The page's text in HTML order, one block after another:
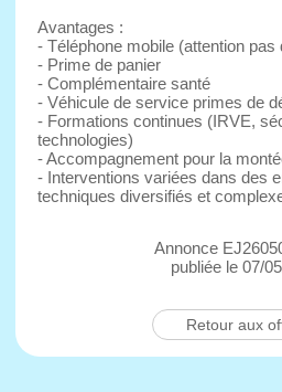
Avantages :
- Téléphone mobile (attention pas
- Prime de panier
- Complémentaire santé
- Véhicule de service primes de
- Formations continues (IRVE,
technologies)
- Accompagnement pour la
- Interventions variées dans des
techniques diversifiés et
Annonce
publiée le 07/
Retour aux